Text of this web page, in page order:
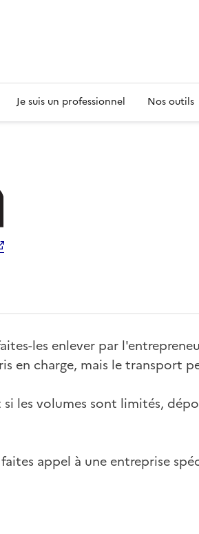
Je suis un professionnel Nos outils
les enlever par
en charge, mais le transport
les volumes sont limités,
appel à une entreprise